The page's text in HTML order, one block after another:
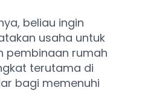
beliau ingin
usaha untuk
pembinaan rumah
terutama di
bagi memenuhi